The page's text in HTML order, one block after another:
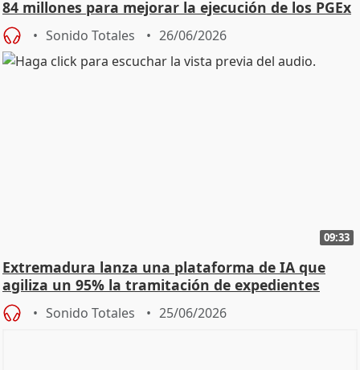
84 millones para mejorar la ejecución de los PGEx
Sonido Totales 26/06/2026
09:33
Extremadura lanza una plataforma de IA que
agiliza un 95% la tramitación de expedientes
Sonido Totales 25/06/2026